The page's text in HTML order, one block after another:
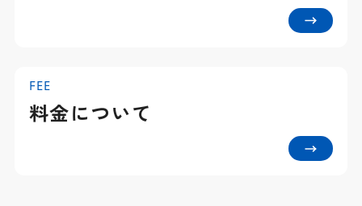
FEE
料金について